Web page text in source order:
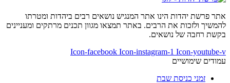
אתר פרשת יהדות הינו אתר המנגיש נושאים רבים ביהדות ומטרתו
להמשיך ולזכות את הרבים. באתר תמצאו מגוון תכנים מרתקים ומעניינים
בקשת רחבה של נושאים.
Icon-facebook Icon-instagram-1 Icon-youtube-v
עמודים שימושיים
זמני כניסת שבת